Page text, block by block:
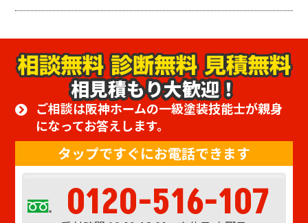
相見積もり大歓迎！
ご相談は阪神ホームの一級塗装技能士が親身
になってお答えします。
タップですぐにお電話できます
0120-516-107